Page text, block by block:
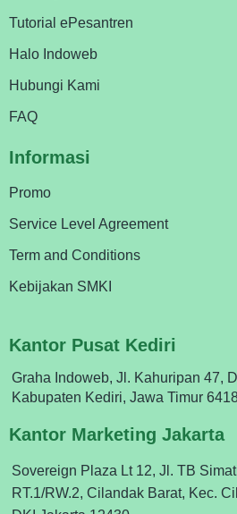
Tutorial ePesantren
Halo Indoweb
Hubungi Kami
FAQ
Informasi
Promo
Service Level Agreement
Term and Conditions
Kebijakan SMKI
Kantor Pusat Kediri
Graha Indoweb, Jl. Kahuripan 47,
Kabupaten Kediri, Jawa Timur
Kantor Marketing Jakarta
Sovereign Plaza Lt 12, Jl. TB
RT.1/RW.2, Cilandak Barat, Kec.